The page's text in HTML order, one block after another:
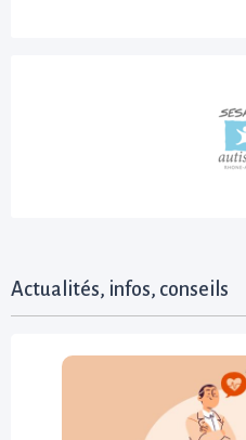
Actualités, infos, conseils